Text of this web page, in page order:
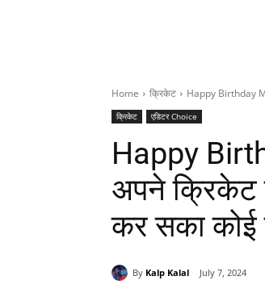
Home क्रिकेट Happy Birthday
क्रिकेट एडिटर Choice
Happy
अपने क्रिकेट
कर सका कोई
By Kalp Kalal July 7, 2024